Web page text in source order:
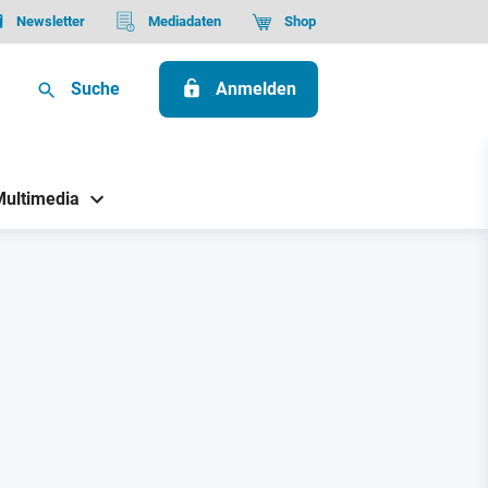
Newsletter Mediadaten Shop
Suche Anmelden